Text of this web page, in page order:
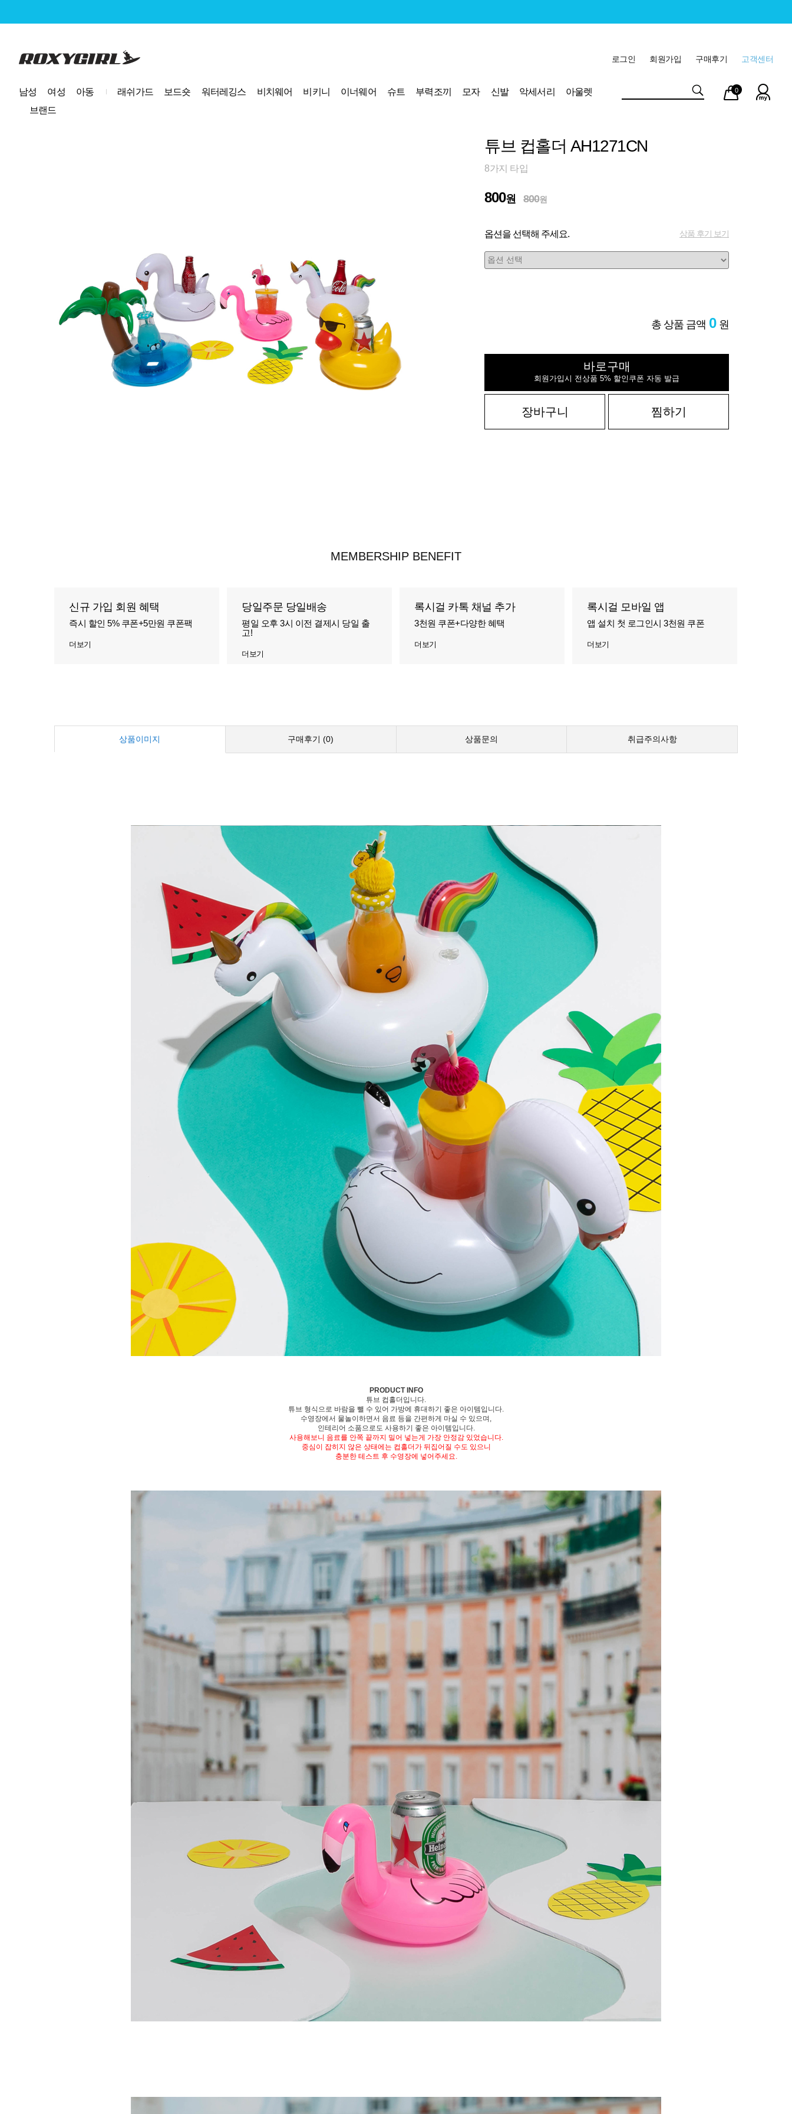
로고 고객센터
구매후기
회원가입
로그인
남성 여성 아동 래쉬가드 보드숏 워터레깅스 비치웨어 비키니 이너웨어 슈트 부력조끼 모자 신발 악세서리
아울렛
브랜드
마이
페이
장바
구니
0
튜브 컵홀더 AH1271CN
8가지 타입
800원 800원
옵션을 선택해 주세요. 상품 후기 보기
총 상품 금액 0 원
바로구매
회원가입시 전상품 5% 할인쿠폰 자동 발급
장바구니 찜하기
MEMBERSHIP BENEFIT
신규 가입 회원 혜택
즉시 할인 5% 쿠폰+5만원 쿠폰팩
더보기
당일주문 당일배송
평일 오후 3시 이전 결제시 당일 출
고!
더보기
록시걸 카톡 채널 추가
3천원 쿠폰+다양한 혜택
더보기
록시걸 모바일 앱
앱 설치 첫 로그인시 3천원 쿠폰
더보기
상품이미지 구매후기 (0) 상품문의 취급주의사항
PRODUCT INFO
튜브 컵홀더입니다.
튜브 형식으로 바람을 뺄 수 있어 가방에 휴대하기 좋은 아이템입니다.
수영장에서 물놀이하면서 음료 등을 간편하게 마실 수 있으며,
인테리어 소품으로도 사용하기 좋은 아이템입니다.
사용해보니 음료를 안쪽 끝까지 밀어 넣는게 가장 안정감 있었습니다.
중심이 잡히지 않은 상태에는 컵홀더가 뒤집어질 수도 있으니
충분한 테스트 후 수영장에 넣어주세요.